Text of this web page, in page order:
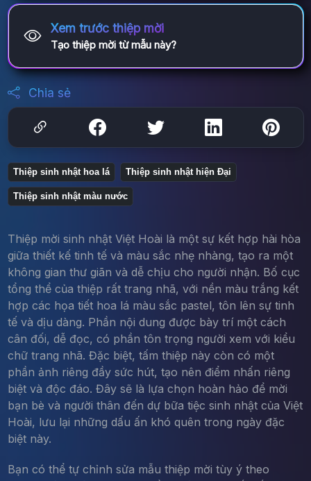
Xem trước thiệp mời
Tạo thiệp mời từ mẫu này?
Chia sẻ
Thiệp sinh nhật hoa lá Thiệp sinh nhật hiện Đại
Thiệp sinh nhật màu nước
Thiệp mời sinh nhật Việt Hoài là một sự kết hợp hài hòa
giữa thiết kế tinh tế và màu sắc nhẹ nhàng, tạo ra một
không gian thư giãn và dễ chịu cho người nhận. Bố cục
tổng thể của thiệp rất trang nhã, với nền màu trắng kết
hợp các họa tiết hoa lá màu sắc pastel, tôn lên sự tinh
tế và dịu dàng. Phần nội dung được bày trí một cách
cân đối, dễ đọc, có phần tôn trọng người xem với kiểu
chữ trang nhã. Đặc biệt, tấm thiệp này còn có một
phần ảnh riêng đầy sức hút, tạo nên điểm nhấn riêng
biệt và độc đáo. Đây sẽ là lựa chọn hoàn hảo để mời
bạn bè và người thân đến dự bữa tiệc sinh nhật của Việt
Hoài, lưu lại những dấu ấn khó quên trong ngày đặc
biệt này.
Bạn có thể tự chỉnh sửa mẫu thiệp mời tùy ý theo